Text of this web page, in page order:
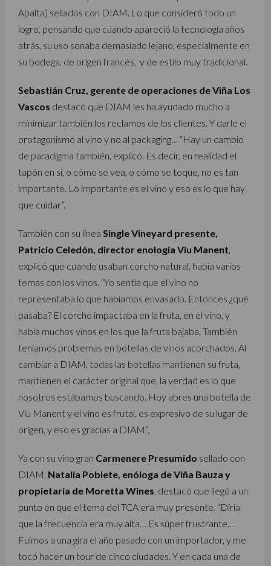
Apalta) sellados con DIAM. Lo que consideró todo un
logro, pensando que cuando apareció la tecnología años
atrás, su uso sonaba demasiado lejano, especialmente en
su bodega, de origen francés, y de estilo muy tradicional.
Sebastián Cruz, gerente de operaciones de Viña Los
Vascos destacó que DIAM les ha ayudado mucho a
minimizar también los reclamos de los clientes. Y darle el
protagonismo al vino y no al packaging… “Hay un cambio
de paradigma también, explicó. Es decir, en realidad el
tapón en sí, o cómo se vea, o cómo se toque, no es tan
importante. Lo importante es el vino y eso es lo que hay
que cuidar”.
También con su línea Single Vineyard presente,
Patricio Celedón, director enología Viu Manent,
explicó que cuando usaban corcho natural, había varios
temas con los vinos. “Yo sentía que el vino no
representaba lo que habíamos envasado. Entonces ¿qué
pasaba? El corcho impactaba en la fruta, en el vino, y
había muchos vinos en los que la fruta bajaba. También
teníamos problemas en botellas de vinos acorchados. Al
cambiar a DIAM, todas las botellas mantienen su fruta,
mantienen el carácter original que, la verdad es lo que
nosotros estábamos buscando. Hoy abres una botella de
Viu Manent y el vino es frutal, es expresivo de su lugar de
origen, y eso es gracias a DIAM”.
Ya con su vino gran Carmenere Presumido sellado con
DIAM, Natalia Poblete, enóloga de Viña Bauza y
propietaria de Moretta Wines, destacó que llegó a un
punto en que el tema del TCA era muy presente. “Diría
que la frecuencia era muy alta… Es súper frustrante…
Fuimos a una gira el año pasado con un importador, y me
tocó hacer un tour de cinco ciudades. Y en cada una de